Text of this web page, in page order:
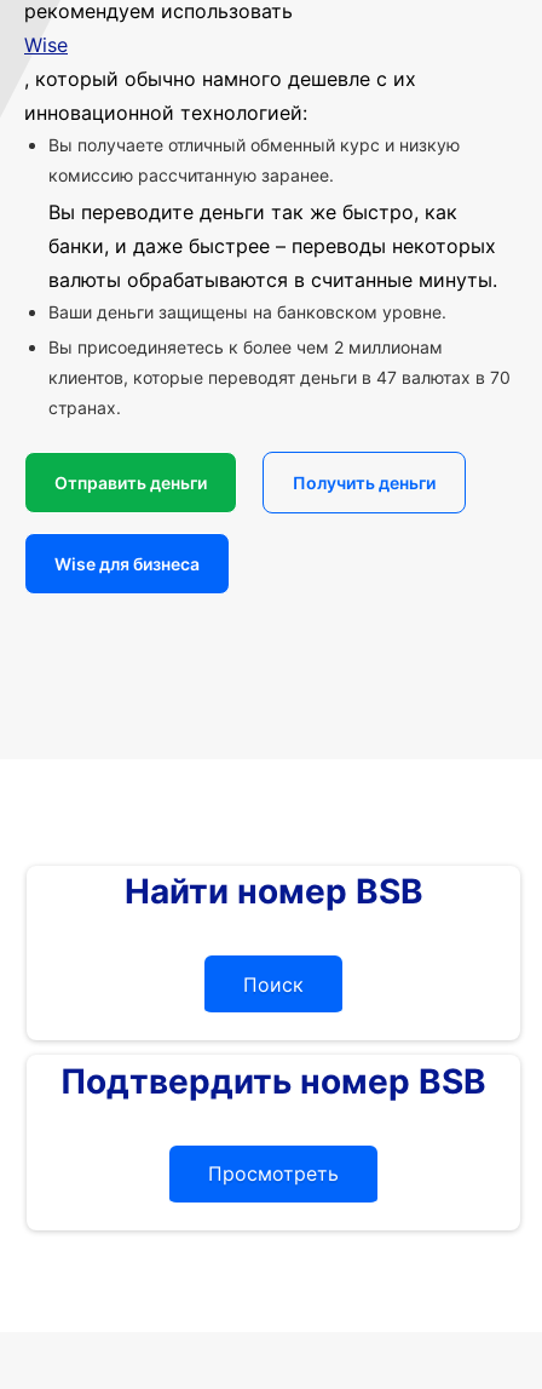
рекомендуем использовать
Wise
, который обычно намного дешевле с их
инновационной технологией:
Вы получаете отличный обменный курс и низкую
комиссию рассчитанную заранее.
Вы переводите деньги так же быстро, как
банки, и даже быстрее – переводы некоторых
валюты обрабатываются в считанные минуты.
Ваши деньги защищены на банковском уровне.
Вы присоединяетесь к более чем 2 миллионам
клиентов, которые переводят деньги в 47 валютах в 70
странах.
Отправить деньги Получить деньги
Wise для бизнеса
Найти номер BSB
Поиск
Подтвердить номер BSB
Просмотреть